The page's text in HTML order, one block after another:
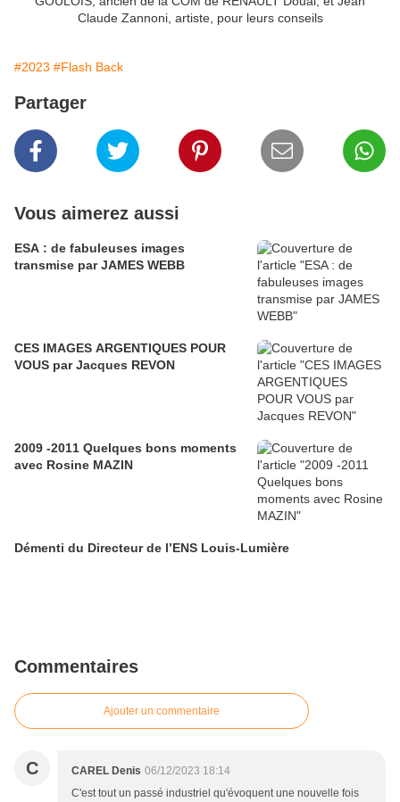
Claude Zannoni, artiste, pour leurs conseils
#2023 #Flash Back
Partager
Vous aimerez aussi
ESA : de fabuleuses images
transmise par JAMES WEBB
CES IMAGES ARGENTIQUES POUR
VOUS par Jacques REVON
2009 -2011 Quelques bons moments
avec Rosine MAZIN
Démenti du Directeur de l’ENS Louis-Lumière
Commentaires
Ajouter un commentaire
C CAREL Denis 06/12/2023 18:14
C'est tout un passé industriel qu'évoquent une nouvelle fois